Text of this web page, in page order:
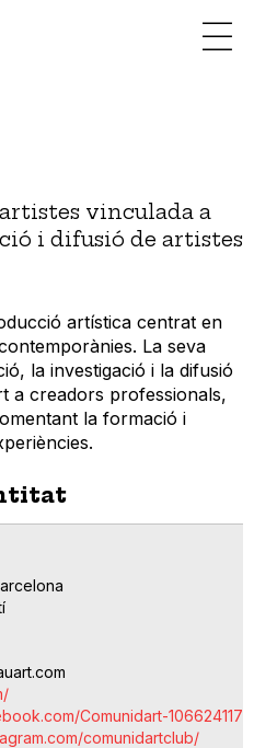
vinculada a
i difusió de artistes
artística centrat en
La seva
la investigació i la difusió
a creadors professionals,
la formació i
Comunidart-
comunidartclub/